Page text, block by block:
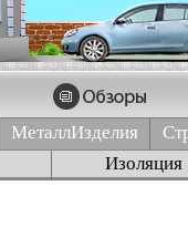
МеталлИзделия
Изоляция